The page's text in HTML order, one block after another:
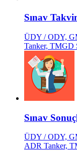
Sınav
ÜDY / ODY,
Tanker, TMGD
Sınav
ÜDY / ODY,
ADR Tanker,